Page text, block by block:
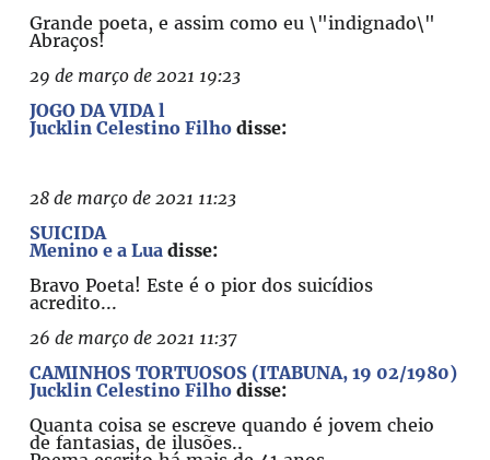
Grande poeta, e assim como eu \"indignado\"
Abraços!
29 de março de 2021 19:23
JOGO DA VIDA l
Jucklin Celestino Filho disse:
28 de março de 2021 11:23
SUICIDA
Menino e a Lua disse:
Bravo Poeta! Este é o pior dos suicídios
acredito...
26 de março de 2021 11:37
CAMINHOS TORTUOSOS (ITABUNA, 19 02/1980)
Jucklin Celestino Filho disse:
Quanta coisa se escreve quando é jovem cheio
de fantasias, de ilusões..